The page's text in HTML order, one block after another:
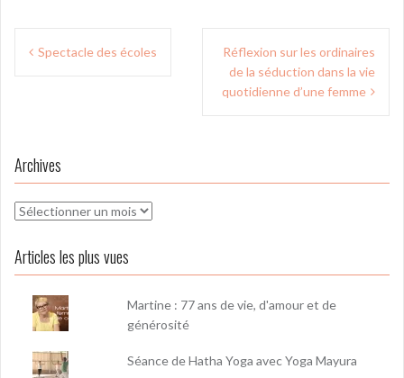
Navigation
Spectacle des écoles
Réflexion sur les ordinaires
de la séduction dans la vie
quotidienne d’une femme
Archives
Archives
Articles les plus vues
Martine : 77 ans de vie, d'amour et de
générosité
Séance de Hatha Yoga avec Yoga Mayura